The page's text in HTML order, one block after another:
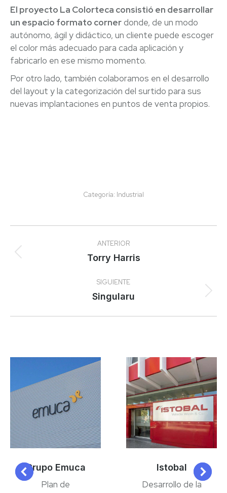
El proyecto La Colorteca consistió en desarrollar
un espacio formato cornerdonde, de un modo
autónomo, ágil y didáctico, un cliente puede escoger
el color más adecuado para cada aplicación y
fabricarlo en ese mismo momento.
Por otro lado, también colaboramos en el desarrollo
del layout y la categorización del surtido para sus
nuevas implantaciones en puntos de venta propios.
Categoría: Industrial
Navegación
entre
proyectos
ANTERIOR
Proyecto
Torry Harris
SIGUIENTE
Proyecto
Singularu
Grupo Emuca
Plan de
Istobal
Desarrollo de la